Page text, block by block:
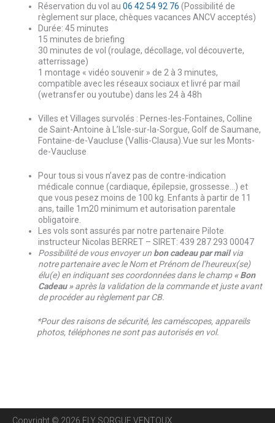
Réservation du vol au 06 42 54 92 76 (Possibilité de
règlement sur place, chèques vacances ANCV acceptés)
Durée: 45 minutes
15 minutes de briefing
30 minutes de vol (roulage, décollage, vol découverte,
atterrissage)
1 montage « vidéo souvenir » de 2 à 3 minutes,
compatible avec les réseaux sociaux et livré par mail
(wetransfer ou youtube) dans les 24 à 48h
Villes et Villages survolés : Pernes-les-Fontaines, Colline
de Saint-Antoine à L’Isle-sur-la-Sorgue, Golf de Saumane,
Fontaine-de-Vaucluse (Vallis-Clausa).Vue sur les Monts-
de-Vaucluse
Pour tous si vous n’avez pas de contre-indication
médicale connue (cardiaque, épilepsie, grossesse…) et
que vous pesez moins de 100 kg. Enfants à partir de 11
ans, taille 1m20 minimum et autorisation parentale
obligatoire.
Les vols sont assurés par notre partenaire Pilote
instructeur Nicolas BERRET – SIRET: 439 287 293 00047
Possibilité de vous envoyer un bon cadeau par mailvia
notre partenaire avec le Nom et Prénom de l’heureux(se)
élu(e) en indiquant ses coordonnées dans le champ« Bon
Cadeau »après la validation de la commande et juste avant
de procéder au règlement par CB.
*Pour des raisons de sécurité, les caméscopes, appareils
photos, téléphones ne sont pas autorisés en vol.
Copyright © 2026 FLY SORGUE VENTOUX